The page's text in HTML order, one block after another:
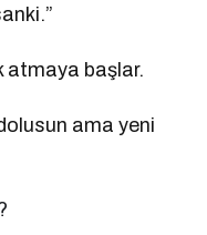
atmaya başlar.
ama yeni